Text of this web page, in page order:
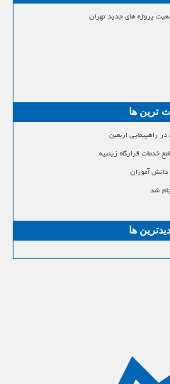
پروژه های جدید تهران
ترین ها
راهپیمایی اربعین
آموزان
شد
ها